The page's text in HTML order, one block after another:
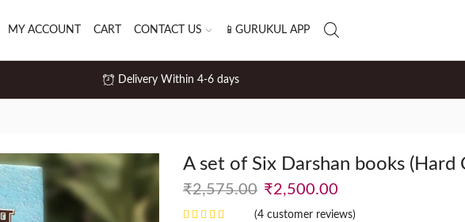
MY ACCOUNT CART CONTACT US 📱GURUKUL APP
Delivery Within 4-6 days
A set of Six Darshan books (Hard
₹2,575.00 ₹2,500.00
(4 customer reviews)